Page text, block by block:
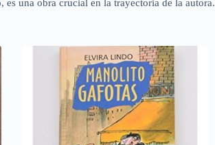
una obra crucial en la trayectoria de la autora.